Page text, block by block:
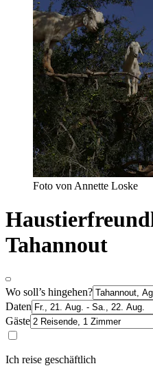
Foto von Annette Loske
Tahannout
Wo soll’s hingehen?
Daten
Gäste
Ich reise geschäftlich